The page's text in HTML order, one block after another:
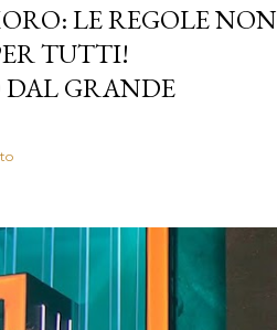
LE REGOLE NON
TUTTI!
GRANDE